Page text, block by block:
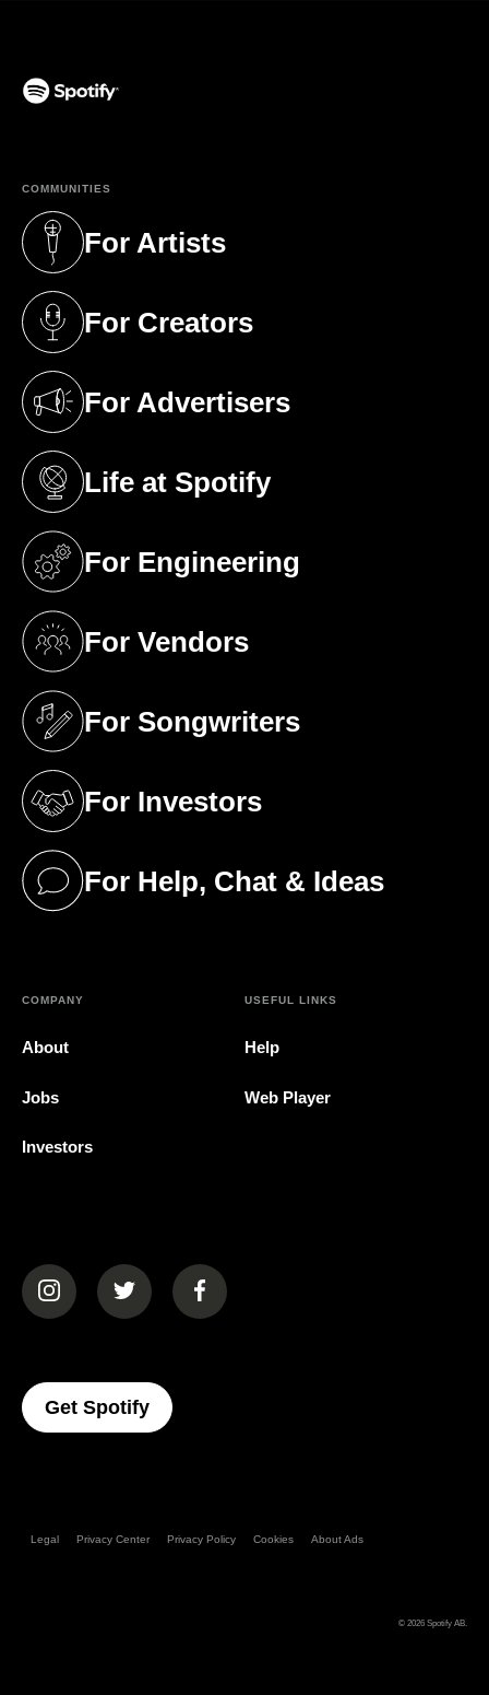
COMMUNITIES
For Artists
(opens in a new tab)
For Creators
(opens in a new tab)
For Advertisers
(opens in a new tab)
Life at Spotify
(opens in a new tab)
For Engineering
(opens in a new tab)
For Vendors
(opens in a new tab)
For Songwriters
(opens in a new tab)
For Investors
(opens in a new tab)
For Help, Chat & Ideas
(opens in a new tab)
COMPANY
About
Jobs
Investors
USEFUL LINKS
Help
Web Player
(opens in a new tab)(opens in a new tab)(opens in a new tab)
Get Spotify(opens In A New Tab)
Legal Privacy Center Privacy Policy Cookies About Ads
© 2026 Spotify AB